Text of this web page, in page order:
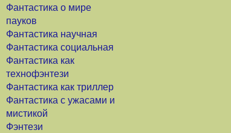
Фантастика о мире
пауков
Фантастика научная
Фантастика социальная
Фантастика как
технофэнтези
Фантастика как триллер
Фантастика с ужасами и
мистикой
Фэнтези